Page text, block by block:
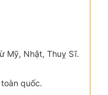
Mỹ, Nhật, Thuỵ Sĩ.
quốc.